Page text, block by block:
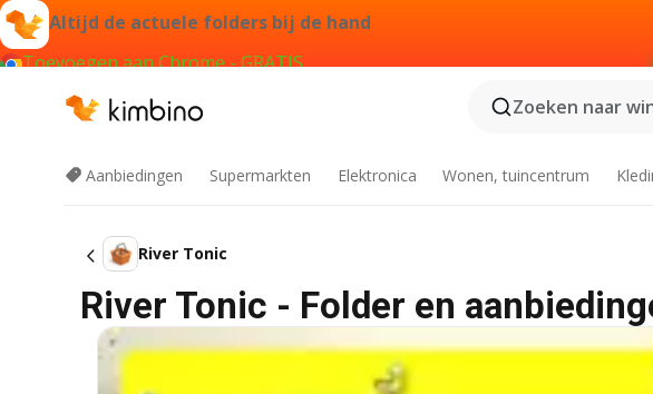
Altijd de actuele folders bij de hand
Toevoegen aan Chrome - GRATIS
Zoeken naar
Aanbiedingen Supermarkten Elektronica Wonen, tuincentrum
River Tonic
River Tonic - Folder en